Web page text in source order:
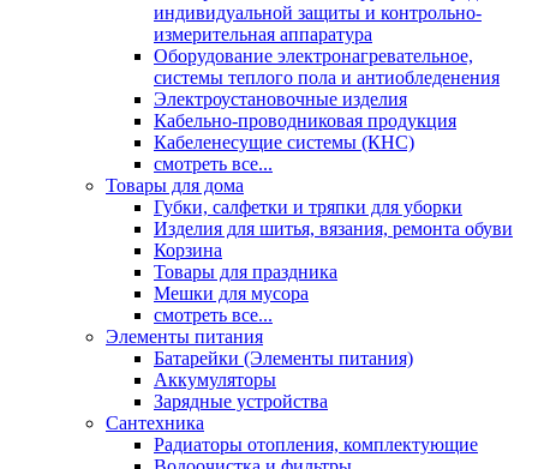
индивидуальной защиты и контрольно-
измерительная аппаратура
Оборудование электронагревательное,
системы теплого пола и антиобледенения
Электроустановочные изделия
Кабельно-проводниковая продукция
Кабеленесущие системы (КНС)
смотреть все...
Товары для дома
Губки, салфетки и тряпки для уборки
Изделия для шитья, вязания, ремонта обуви
Корзина
Товары для праздника
Мешки для мусора
смотреть все...
Элементы питания
Батарейки (Элементы питания)
Аккумуляторы
Зарядные устройства
Сантехника
Радиаторы отопления, комплектующие